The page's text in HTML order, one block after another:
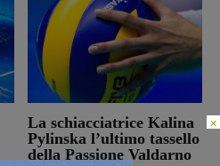
La schiacciatrice Kalina
Pylinska l’ultimo tassello
della Passione Valdarno
×